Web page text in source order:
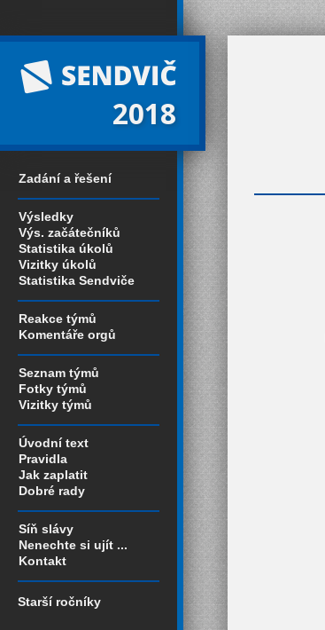
2018
Zadání a řešení
Výsledky
Výs. začátečníků
Statistika úkolů
Vizitky úkolů
Statistika Sendviče
Reakce týmů
Komentáře orgů
Seznam týmů
Fotky týmů
Vizitky týmů
Úvodní text
Pravidla
Jak zaplatit
Dobré rady
Síň slávy
Nenechte si ujít ...
Kontakt
Starší ročníky